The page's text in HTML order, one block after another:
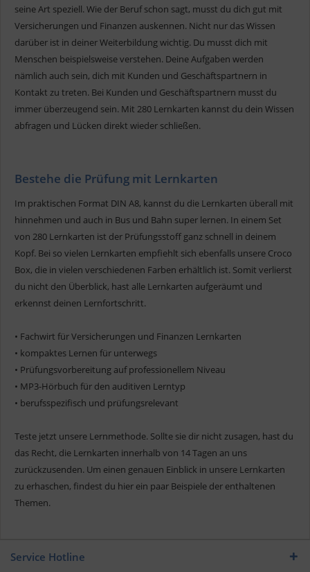
seine Art speziell. Wie der Beruf schon sagt, musst du dich gut mit
Versicherungen und Finanzen auskennen. Nicht nur das Wissen
darüber ist in deiner Weiterbildung wichtig. Du musst dich mit
Menschen beispielsweise verstehen. Deine Aufgaben werden
nämlich auch sein, dich mit Kunden und Geschäftspartnern in
Kontakt zu treten. Bei Kunden und Geschäftspartnern musst du
immer überzeugend sein. Mit 280 Lernkarten kannst du dein Wissen
abfragen und Lücken direkt wieder schließen.
Bestehe die Prüfung mit Lernkarten
Im praktischen Format DIN A8, kannst du die Lernkarten überall mit
hinnehmen und auch in Bus und Bahn super lernen. In einem Set
von 280 Lernkarten ist der Prüfungsstoff ganz schnell in deinem
Kopf. Bei so vielen Lernkarten empfiehlt sich ebenfalls unsere Croco
Box, die in vielen verschiedenen Farben erhältlich ist. Somit verlierst
du nicht den Überblick, hast alle Lernkarten aufgeräumt und
erkennst deinen Lernfortschritt.
• Fachwirt für Versicherungen und Finanzen Lernkarten
• kompaktes Lernen für unterwegs
• Prüfungsvorbereitung auf professionellem Niveau
• MP3-Hörbuch für den auditiven Lerntyp
• berufsspezifisch und prüfungsrelevant
Teste jetzt unsere Lernmethode. Sollte sie dir nicht zusagen, hast du
das Recht, die Lernkarten innerhalb von 14 Tagen an uns
zurückzusenden. Um einen genauen Einblick in unsere Lernkarten
zu erhaschen, findest du hier ein paar Beispiele der enthaltenen
Themen.
Service Hotline